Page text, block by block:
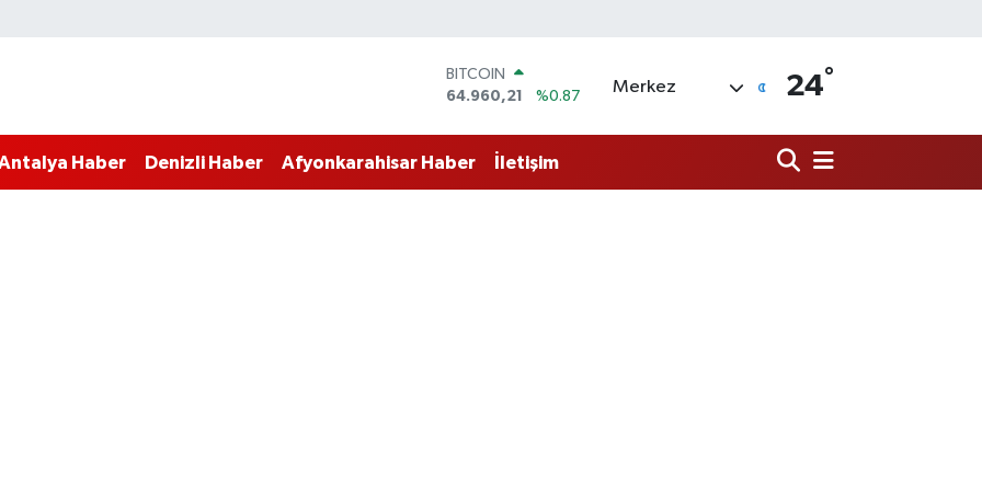
DOLAR
47,7436
%0.18
STERLİN
64,4811
%0.38
Merkez 24°
Haber Denizli Haber Afyonkarahisar Haber İletişim